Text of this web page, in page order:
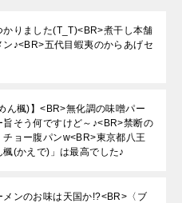
かりました(T_T)<BR>煮干し本舗
♪<BR>五代目蝦夷のからあげセ
ん楓)】<BR>無化調の味噌パー
旨そう何ですけど～♪<BR>禁断の
ョー腹パンw<BR>東京都八王
(かえで)」は最高でした♪
メンのお味は天国か!?<BR>〈ブ